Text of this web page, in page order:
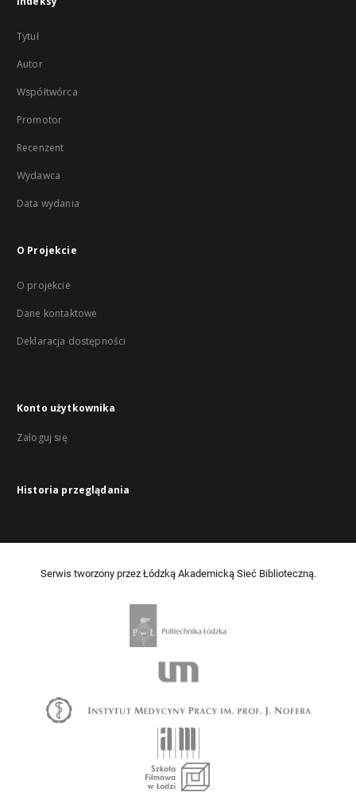
Tytuł
Autor
Współtwórca
Promotor
Recenzent
Wydawca
Data wydania
O Projekcie
O projekcie
Dane kontaktowe
Deklaracja dostępności
Konto użytkownika
Zaloguj się
Historia przeglądania
Serwis tworzony przez Łódzką Akademicką Sieć Biblioteczną.